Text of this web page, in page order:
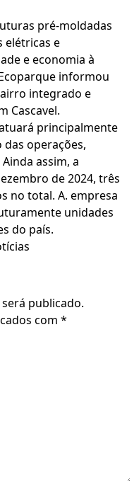
pré-moldadas
elétricas e
e economia à
informou
integrado e
Cascavel.
principalmente
operações,
assim, a
de 2024, três
no total. A. empresa
unidades
do país.
publicado.
com *